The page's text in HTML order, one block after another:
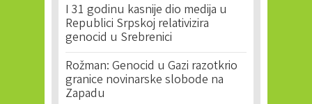
I 31 godinu kasnije dio medija u
Republici Srpskoj relativizira
genocid u Srebrenici
Rožman: Genocid u Gazi razotkrio
granice novinarske slobode na
Zapadu